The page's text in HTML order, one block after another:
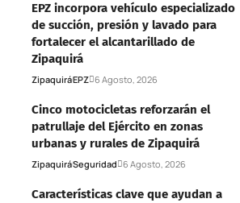
EPZ incorpora vehículo especializado
de succión, presión y lavado para
fortalecer el alcantarillado de
Zipaquirá
ZipaquiráEPZ 6 Agosto, 2026
Cinco motocicletas reforzarán el
patrullaje del Ejército en zonas
urbanas y rurales de Zipaquirá
ZipaquiráSeguridad 6 Agosto, 2026
Características clave que ayudan a